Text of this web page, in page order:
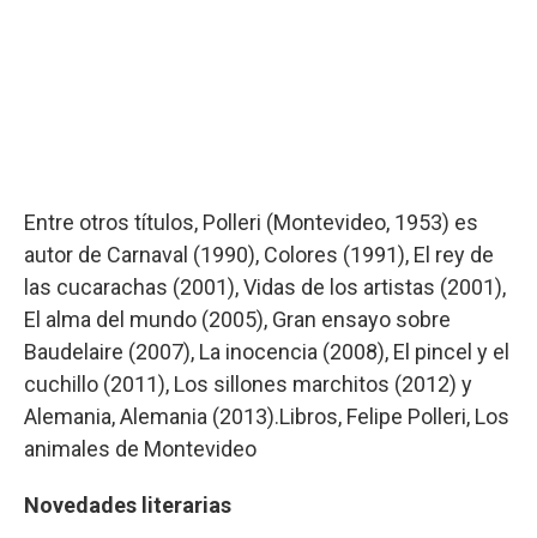
Entre otros títulos, Polleri (Montevideo, 1953) es
autor de Carnaval (1990), Colores (1991), El rey de
las cucarachas (2001), Vidas de los artistas (2001),
El alma del mundo (2005), Gran ensayo sobre
Baudelaire (2007), La inocencia (2008), El pincel y el
cuchillo (2011), Los sillones marchitos (2012) y
Alemania, Alemania (2013).Libros, Felipe Polleri, Los
animales de Montevideo
Novedades literarias